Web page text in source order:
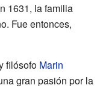
1631, la familia
Fue entonces,
filósofo Marin
gran pasión por la